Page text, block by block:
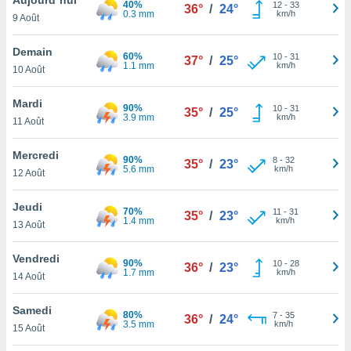
et
»,
au
vous
qu'ils
ou
le
ainsi
un
la
du
9 Août
40%
0.3 mm
36° / 24° 12- 33
km/h
Demain
10 Août
60%
1.1 mm
37° / 25° 10- 31
km/h
Mardi
11 Août
90%
3.9 mm
35° / 25° 10- 31
km/h
Mercredi
12 Août
90%
5.6 mm
35° / 23° 8- 32
km/h
Jeudi
13 Août
70%
1.4 mm
35° / 23° 11 - 31
km/h
Vendredi
14 Août
90%
1.7 mm
36° / 23° 10- 28
km/h
Samedi
15 Août
80%
3.5 mm
36° / 24° 7- 35
km/h